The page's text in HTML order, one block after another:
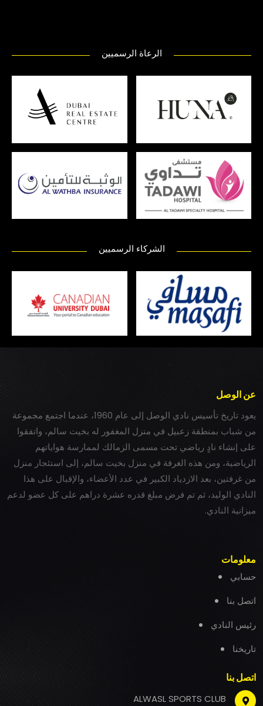
الرعاة الرسميين
الشركاء الرسميين
عن الوصل
يعود تاريخ تأسيس نادي الوصل إلى عام 1960، عندما اجتمع مجموعة
من شباب بمنطقة زعبيل في منزل المغفور له بخيت سالم، واتفقوا
على إنشاء نادٍ رياضي تحت مسمى الزمالك لممارسة هواياتهم
الرياضية، ومن هذه الغرفة في منزل بخيت سالم، إلى استئجار منزل
من غرفتين، بعد الازدياد الكبير في عدد الأعضاء، والإقبال على هذا
النادي الوليد، ثم تم فرض مبلغ قدره عشرة دراهم على كل عضو لدعم
ميزانية النادي.
معلومات
حسابي
اتصل بنا
رئيس النادي
تاريخنا
اتصل بنا
ALWASL SPORTS CLUB